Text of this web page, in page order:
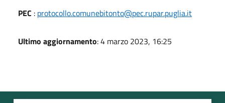
PEC : protocollo.comunebitonto@pec.rupar.puglia.it
Ultimo aggiornamento: 4 marzo 2023, 16:25